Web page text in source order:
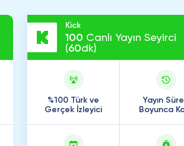
Kick
100 Canlı Yayın Seyirci
(60dk)
%100 Türk ve
Gerçek İzleyici
Yayın
Boyunca